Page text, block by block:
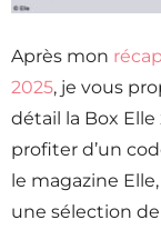
Après mon
2025, je vous
détail la Box
profiter d’un
le magazine
une sélection